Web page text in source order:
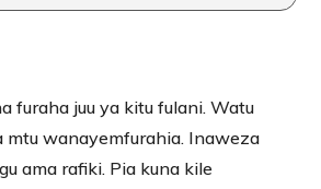
furaha juu ya kitu fulani. Watu
wanayemfurahia. Inaweza
ama rafiki. Pia kuna kile